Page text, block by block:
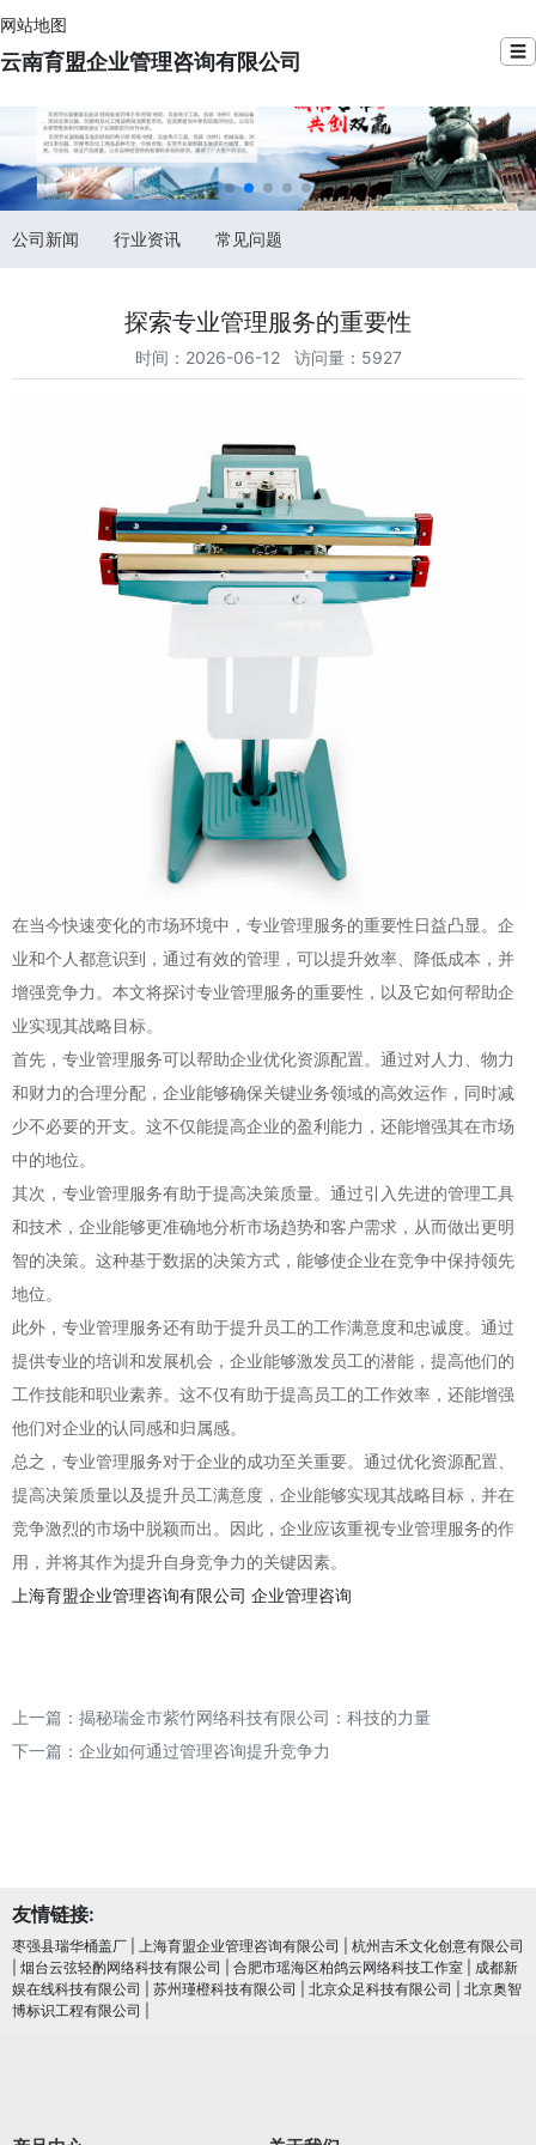
网站地图
云南育盟企业管理咨询有限公司 ☰
公司新闻 行业资讯 常见问题
探索专业管理服务的重要性
时间：2026-06-12 访问量：5927
在当今快速变化的市场环境中，专业管理服务的重要性日益凸显。企
业和个人都意识到，通过有效的管理，可以提升效率、降低成本，并
增强竞争力。本文将探讨专业管理服务的重要性，以及它如何帮助企
业实现其战略目标。
首先，专业管理服务可以帮助企业优化资源配置。通过对人力、物力
和财力的合理分配，企业能够确保关键业务领域的高效运作，同时减
少不必要的开支。这不仅能提高企业的盈利能力，还能增强其在市场
中的地位。
其次，专业管理服务有助于提高决策质量。通过引入先进的管理工具
和技术，企业能够更准确地分析市场趋势和客户需求，从而做出更明
智的决策。这种基于数据的决策方式，能够使企业在竞争中保持领先
地位。
此外，专业管理服务还有助于提升员工的工作满意度和忠诚度。通过
提供专业的培训和发展机会，企业能够激发员工的潜能，提高他们的
工作技能和职业素养。这不仅有助于提高员工的工作效率，还能增强
他们对企业的认同感和归属感。
总之，专业管理服务对于企业的成功至关重要。通过优化资源配置、
提高决策质量以及提升员工满意度，企业能够实现其战略目标，并在
竞争激烈的市场中脱颖而出。因此，企业应该重视专业管理服务的作
用，并将其作为提升自身竞争力的关键因素。
上海育盟企业管理咨询有限公司 企业管理咨询
上一篇： 揭秘瑞金市紫竹网络科技有限公司：科技的力量
下一篇： 企业如何通过管理咨询提升竞争力
友情链接:
枣强县瑞华桶盖厂 上海育盟企业管理咨询有限公司
杭州吉禾文化创意有限公司
烟台云弦轻酌网络科技有限公司 合肥市瑶海区柏鸽云网络科技工作室
成都新
娱在线科技有限公司
苏州瑾橙科技有限公司 北京众足科技有限公司
北京奥智
博标识工程有限公司